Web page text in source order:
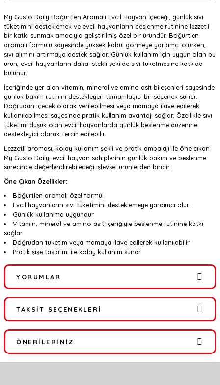
My Gusto Daily Böğürtlen Aromalı Evcil Hayvan İçeceği, günlük sıvı
tüketimini desteklemek ve evcil hayvanların beslenme rutinine lezzetli
bir katkı sunmak amacıyla geliştirilmiş özel bir üründür. Böğürtlen
aromalı formülü sayesinde yüksek kabul görmeye yardımcı olurken,
sıvı alımını artırmaya destek sağlar. Günlük kullanım için uygun olan bu
ürün, evcil hayvanların daha istekli şekilde sıvı tüketmesine katkıda
bulunur.
İçeriğinde yer alan vitamin, mineral ve amino asit bileşenleri sayesinde
günlük bakım rutinini destekleyen tamamlayıcı bir seçenek sunar.
Doğrudan içecek olarak verilebilmesi veya mamaya ilave edilerek
kullanılabilmesi sayesinde pratik kullanım avantajı sağlar. Özellikle sıvı
tüketimi düşük olan evcil hayvanlarda günlük beslenme düzenine
destekleyici olarak tercih edilebilir.
Lezzetli aroması, kolay kullanım şekli ve pratik ambalajı ile öne çıkan
My Gusto Daily, evcil hayvan sahiplerinin günlük bakım ve beslenme
sürecinde değerlendirebileceği işlevsel ürünlerden biridir.
Öne Çıkan Özellikler:
Böğürtlen aromalı özel formül
Evcil hayvanların sıvı tüketimini desteklemeye yardımcı olur
Günlük kullanıma uygundur
Vitamin, mineral ve amino asit içeriğiyle beslenme rutinine katkı
sağlar
Doğrudan tüketim veya mamaya ilave edilerek kullanılabilir
Pratik şişe tasarımı ile kolay kullanım sunar
YORUMLAR
Bu ürüne ilk yorumu siz yapın!
TAKSIT SEÇENEKLERI
ÖNERILERINIZ